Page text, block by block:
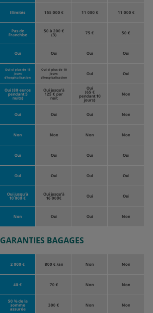
Illimités 155 000 € 11 000 € 11 000 €
Pas de
Franchise
50 à 200 €
(3) 75 € 50 €
Oui Oui Oui Oui
Oui si plus de 15
jours
d’hospitalisation
Oui si plus de 10
jours
d’hospitalisation
Oui Oui
Oui (80 euros
pendant 5
nuits)
Oui jusqu’à
125 € par
nuit
Oui
(65 €
pendant 10
jours)
Non
Oui Oui Oui Non
Non Non Non Non
Oui Oui Oui Oui
Oui Oui Oui Oui
Oui jusqu’à
10 000 €
Oui jusqu’à
16 000€ Oui Oui
Non Oui Oui Non
GARANTIES BAGAGES
2 000 € 800 € /an Non Non
40 € 70 € Non Non
50 % de la
somme
assurée
300 € Non Non